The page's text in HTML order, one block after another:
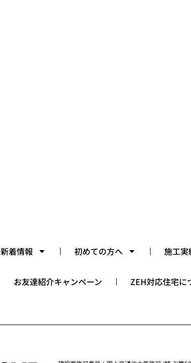
新着情報 初めての方へ 施工実
お友達紹介キャンペーン ZEH対応住宅に